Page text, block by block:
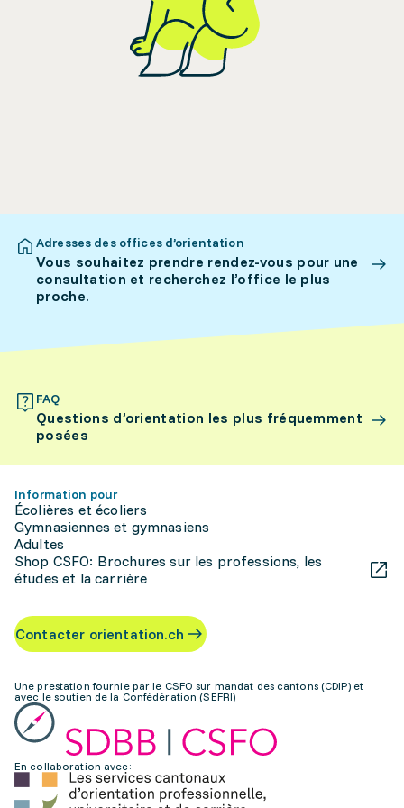
Adresses des offices d’orientation
Vous souhaitez prendre rendez-vous pour une
consultation et recherchez l’office le plus
proche.
FAQ
Questions d’orientation les plus fréquemment
posées
Information pour
Écolières et écoliers
Gymnasiennes et gymnasiens
Adultes
Shop CSFO: Brochures sur les professions, les
études et la carrière
Contacter orientation.ch
Une prestation fournie par le CSFO sur mandat des cantons (CDIP) et
avec le soutien de la Confédération (SEFRI)
En collaboration avec: